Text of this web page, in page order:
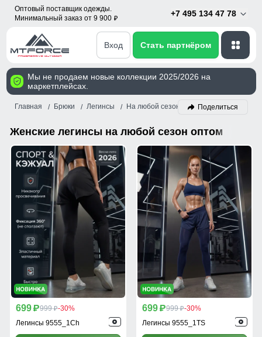
Оптовый поставщик одежды.
Минимальный заказ от 9 900 p
+7 495 134 47 78
Вход Стать партнёром
Мы не продаем новые коллекции 2025/2026 на
маркетплейсах.
Главная Брюки Легинсы На любой сезон Женский
Поделиться
Женские легинсы на любой сезон оптом
699 p999 p-30%
Легинсы 9555_1Ch
699 p999 p-30%
Легинсы 9555_1TS